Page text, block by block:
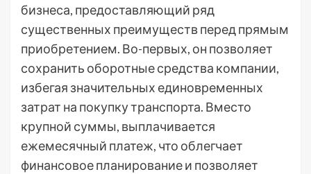
бизнеса, предоставляющий ряд
существенных преимуществ перед прямым
приобретением. Во-первых, он позволяет
сохранить оборотные средства компании,
избегая значительных единовременных
затрат на покупку транспорта. Вместо
крупной суммы, выплачивается
ежемесячный платеж, что облегчает
финансовое планирование и позволяет